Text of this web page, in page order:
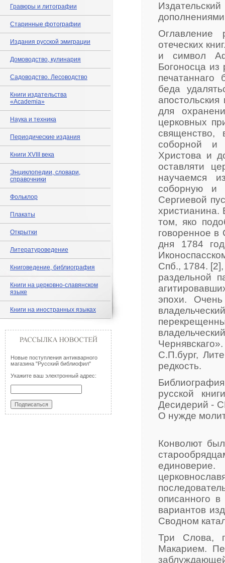
Гравюры и литографии
Старинные фотографии
Издания русской эмиграции
Домоводство, кулинария
Садоводство. Лесоводство
Книги издательства
«Academia»
Наука и техника
Периодические издания
Книги XVIII века
Энциклопедии, словари,
справочники
Фольклор
Плакаты
Открытки
Литературоведение
Книговедение, библиография
Книги на церковно-славянском
языке
Книги на иностранных языках
Новые поступления антикварного
магазина "Русский библиофил"
Укажите ваш электронный адрес:
отеческих
и символ
Богоносца из
печатаннаго
беда
для
церковных
священство,
соборной и
Христова и
оставляти
научаемся
соборную и
Сергиевой
христианина.
том, яко
говоренное в
дня 1784
Спб., 1784.
раздельной
эпохи.
С.П.бург,
редкость.
русской
Десидерий -
О нужде
Конволют
описанного
вариантов
Сводном
Три Слова,
Макарием.